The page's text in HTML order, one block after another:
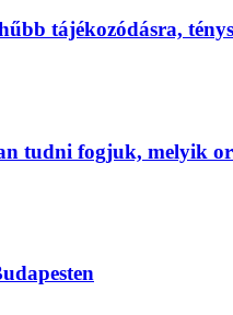
tájékozódásra,
tudni fogjuk, melyik